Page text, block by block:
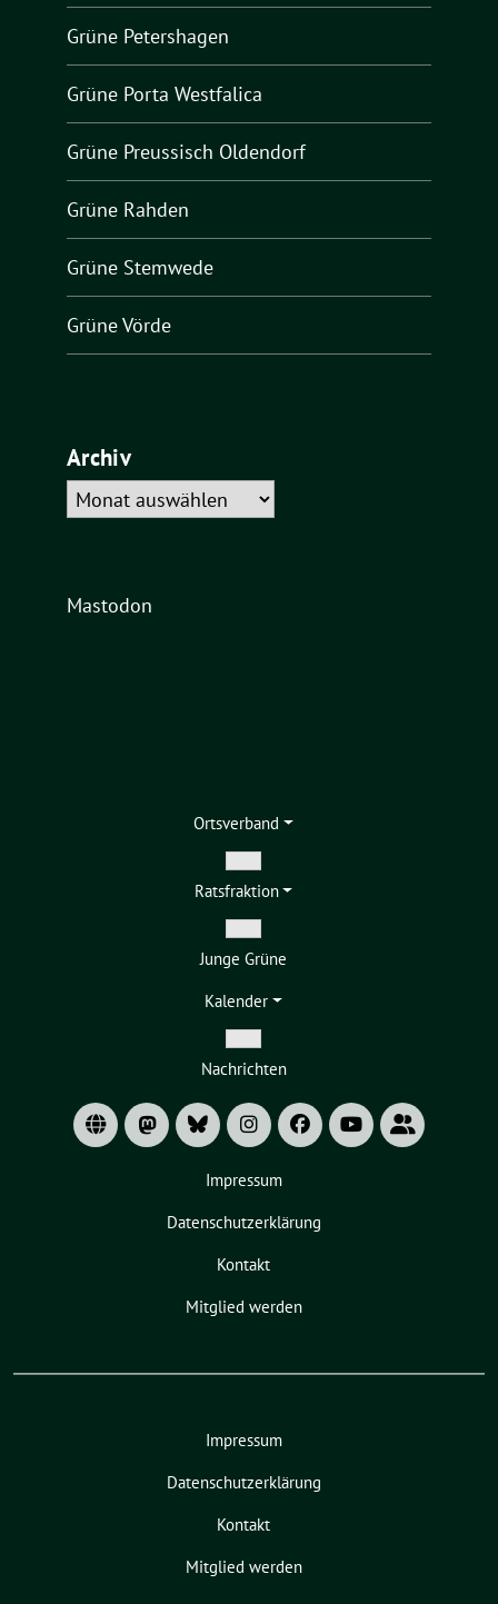
Grüne Petershagen
Grüne Porta Westfalica
Grüne Preussisch Oldendorf
Grüne Rahden
Grüne Stemwede
Grüne Vörde
Archiv
Archiv
Mastodon
Ortsverband
Zeige
Untermenü
Ratsfraktion
Zeige
Untermenü
Junge Grüne
Kalender
Zeige
Untermenü
Nachrichten
Impressum
Datenschutzerklärung
Kontakt
Mitglied werden
Impressum
Datenschutzerklärung
Kontakt
Mitglied werden